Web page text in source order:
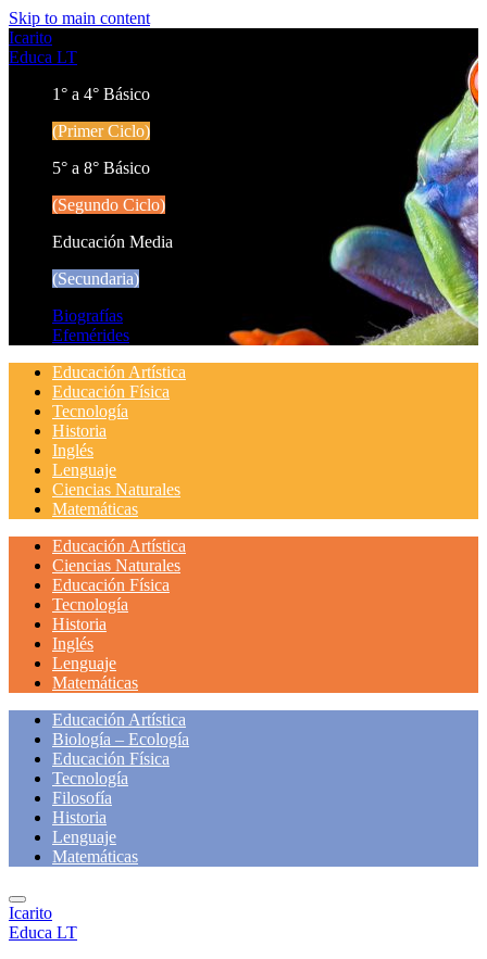
Skip to main content
Icarito
Educa LT
1° a 4° Básico
(Primer Ciclo)
5° a 8° Básico
(Segundo Ciclo)
Educación Media
(Secundaria)
Biografías
Efemérides
Educación Artística
Educación Física
Tecnología
Historia
Inglés
Lenguaje
Ciencias Naturales
Matemáticas
Educación Artística
Ciencias Naturales
Educación Física
Tecnología
Historia
Inglés
Lenguaje
Matemáticas
Educación Artística
Biología – Ecología
Educación Física
Tecnología
Filosofía
Historia
Lenguaje
Matemáticas
Icarito
Educa LT